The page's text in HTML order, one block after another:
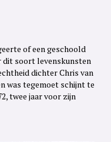
of een geschoold
dit soort levenskunsten
dichter Chris van
was tegemoet schijnt te
twee jaar voor zijn